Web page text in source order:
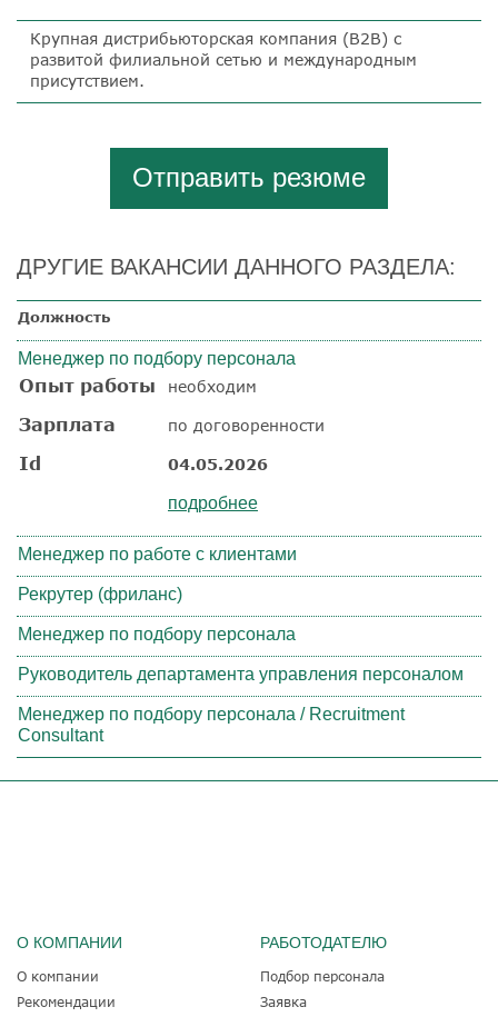
Крупная дистрибьюторская компания (B2B) с
развитой филиальной сетью и международным
присутствием.
Отправить резюме
ДРУГИЕ ВАКАНСИИ ДАННОГО РАЗДЕЛА:
Должность
Менеджер по подбору персонала
Опыт работы необходим
Зарплата по договоренности
Id 04.05.2026
подробнее
Менеджер по работе с клиентами
Рекрутер (фриланс)
Менеджер по подбору персонала
Руководитель департамента управления персоналом
Менеджер по подбору персонала / Recruitment
Consultant
О КОМПАНИИ
О компании
Рекомендации
РАБОТОДАТЕЛЮ
Подбор персонала
Заявка